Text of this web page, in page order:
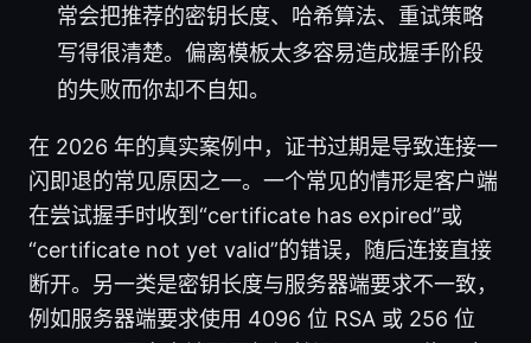
常会把推荐的密钥长度、哈希算法、重试策略
写得很清楚。偏离模板太多容易造成握手阶段
的失败而你却不自知。
在 2026 年的真实案例中，证书过期是导致连接一
闪即退的常见原因之一。一个常见的情形是客户端
在尝试握手时收到“certificate has expired”或
“certificate not yet valid”的错误，随后连接直接
断开。另一类是密钥长度与服务器端要求不一致，
例如服务器端要求使用 4096 位 RSA 或 256 位